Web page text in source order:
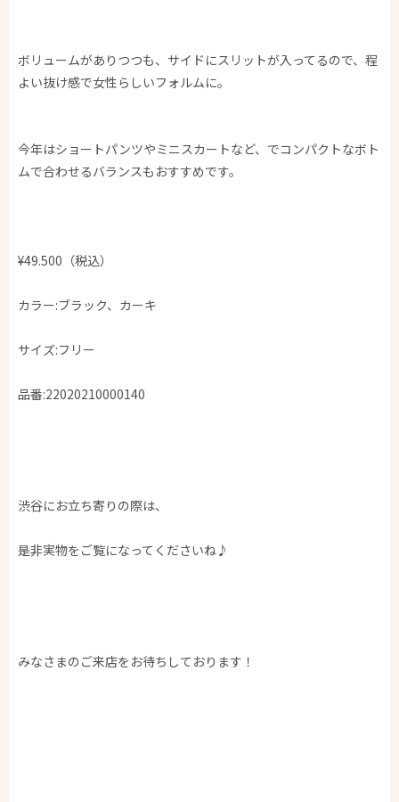
ボリュームがありつつも、サイドにスリットが入ってるので、程
よい抜け感で女性らしいフォルムに。
今年はショートパンツやミニスカートなど、でコンパクトなボト
ムで合わせるバランスもおすすめです。
¥49.500（税込）
カラー:ブラック、カーキ
サイズ:フリー
品番:22020210000140
渋谷にお立ち寄りの際は、
是非実物をご覧になってくださいね♪
みなさまのご来店をお待ちしております！